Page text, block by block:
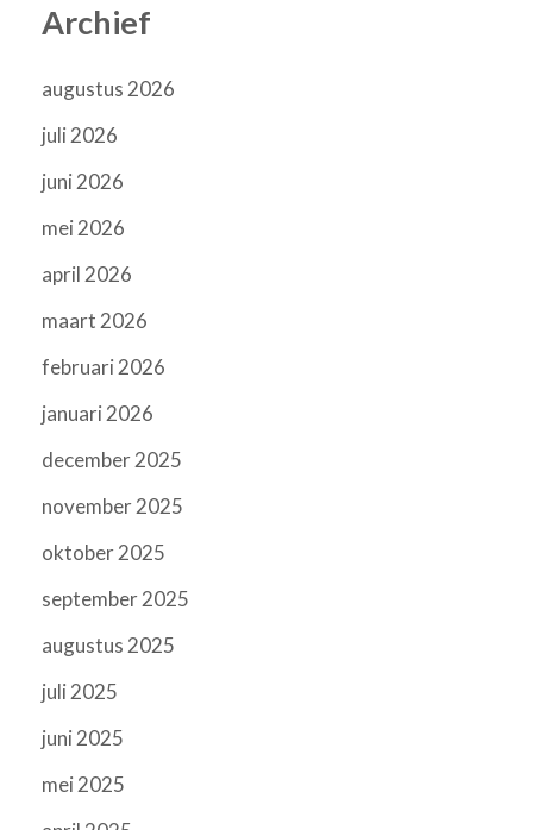
Archief
augustus 2026
juli 2026
juni 2026
mei 2026
april 2026
maart 2026
februari 2026
januari 2026
december 2025
november 2025
oktober 2025
september 2025
augustus 2025
juli 2025
juni 2025
mei 2025